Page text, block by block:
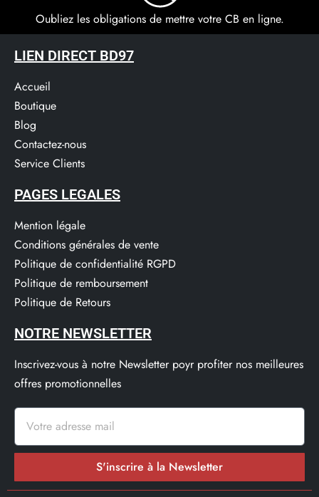
Oubliez les obligations de mettre votre CB en ligne.
LIEN DIRECT BD97
Accueil
Boutique
Blog
Contactez-nous
Service Clients​
PAGES LEGALES
Mention légale
Conditions générales de vente
Politique de confidentialité RGPD
Politique de remboursement
Politique de Retours
NOTRE NEWSLETTER
Inscrivez-vous à notre Newsletter poyr profiter nos meilleures
offres promotionnelles
S'inscrire à la Newsletter